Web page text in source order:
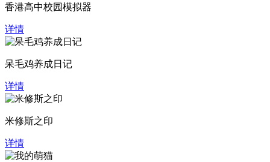
香港高中校园模拟器
详情
呆毛鸡养成日记
详情
米修斯之印
详情